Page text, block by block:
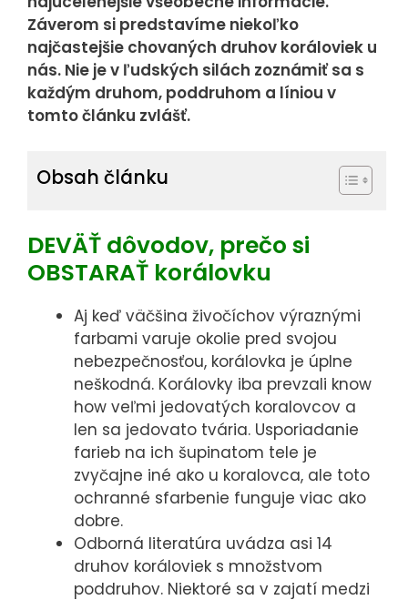
Záverom si predstavíme niekoľko
najčastejšie chovaných druhov koráloviek u
nás. Nie je v ľudských silách zoznámiť sa s
každým druhom, poddruhom a líniou v
tomto článku zvlášť.
Obsah článku
DEVÄŤ dôvodov, prečo si
OBSTARAŤ korálovku
Aj keď väčšina živočíchov výraznými
farbami varuje okolie pred svojou
nebezpečnosťou, korálovka je úplne
neškodná. Korálovky iba prevzali know
how veľmi jedovatých koralovcov a
len sa jedovato tvária. Usporiadanie
farieb na ich šupinatom tele je
zvyčajne iné ako u koralovca, ale toto
ochranné sfarbenie funguje viac ako
dobre.
Odborná literatúra uvádza asi 14
druhov koráloviek s množstvom
poddruhov. Niektoré sa v zajatí medzi
použitie
nemožno
zakázať. Tieto
cookies sa
Analytické
cookies
Analytické
cookies nám
pomáhajú
merať
návstevnosť
webovej stránky
a udalosti na
stránke
Tieto dáta
následne
vyhodnocujeme